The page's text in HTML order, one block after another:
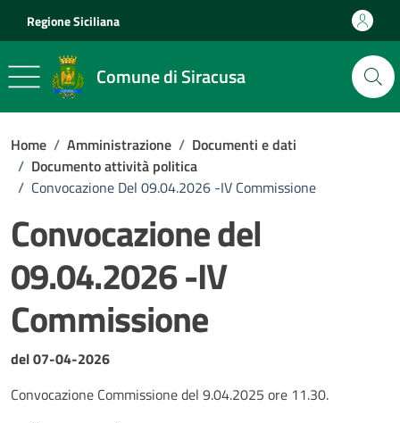
Regione Siciliana
Comune di Siracusa
Home / Amministrazione / Documenti e dati
/ Documento attività politica
/ Convocazione Del 09.04.2026 -IV Commissione
Convocazione del
09.04.2026 -IV
Commissione
Dettagli del documento
del 07-04-2026
Convocazione Commissione del 9.04.2025 ore 11.30.